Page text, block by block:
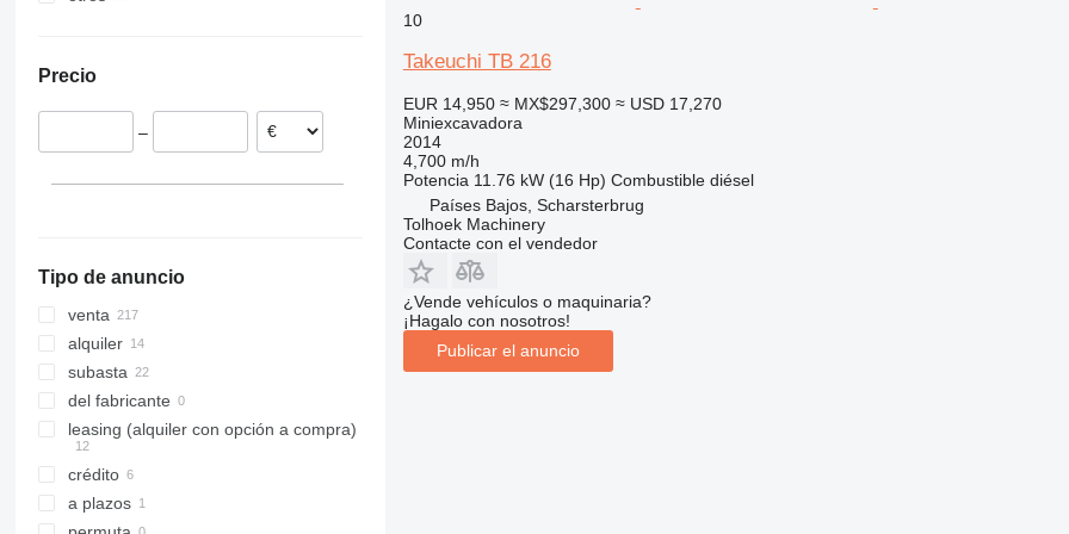
8035
8045
8080
8085
JS
JZ
TB228
TB230
TB260
TB280
TB290
TB325
TB1140
TB2150
Países Bajos
Rumanía
Precio
–
Tipo de anuncio
venta
alquiler
subasta
del fabricante
leasing (alquiler con opción a compra)
crédito
a plazos
10
Takeuchi TB 216
EUR 14,950 ≈ MX$297,300 ≈ USD 17,270
Miniexcavadora
2014
4,700 m/h
Potencia 11.76 kW (16 Hp) Combustible diésel
Países Bajos, Scharsterbrug
Tolhoek Machinery
Contacte con el vendedor
¿Vende vehículos o maquinaria?
¡Hagalo con nosotros!
Publicar el anuncio